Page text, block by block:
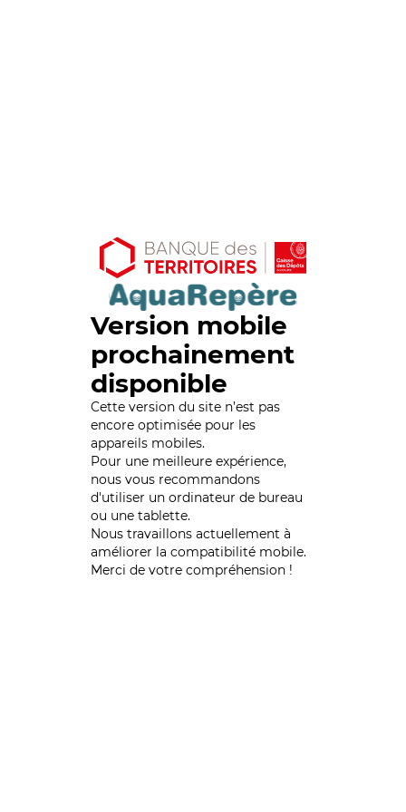
Version mobile
prochainement
disponible
Cette version du site n’est pas
encore optimisée pour les
appareils mobiles.
Pour une meilleure expérience,
nous vous recommandons
d'utiliser un ordinateur de bureau
ou une tablette.
Nous travaillons actuellement à
améliorer la compatibilité mobile.
Merci de votre compréhension !